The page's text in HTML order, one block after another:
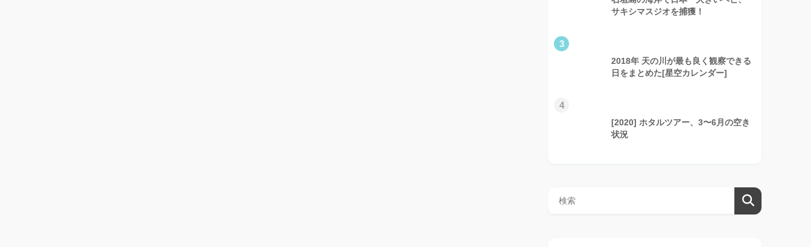
サキシマスジオを捕獲！
3
2018年 天の川が最も良く観察できる
日をまとめた[星空カレンダー]
4
[2020] ホタルツアー、3〜6月の空き
状況